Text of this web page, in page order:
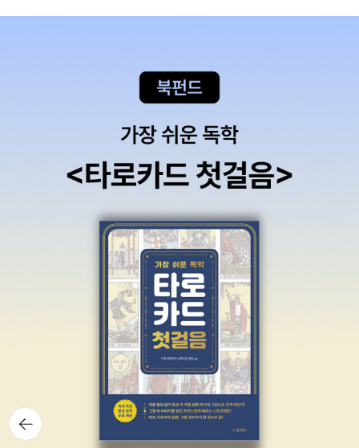
뒤로가
기